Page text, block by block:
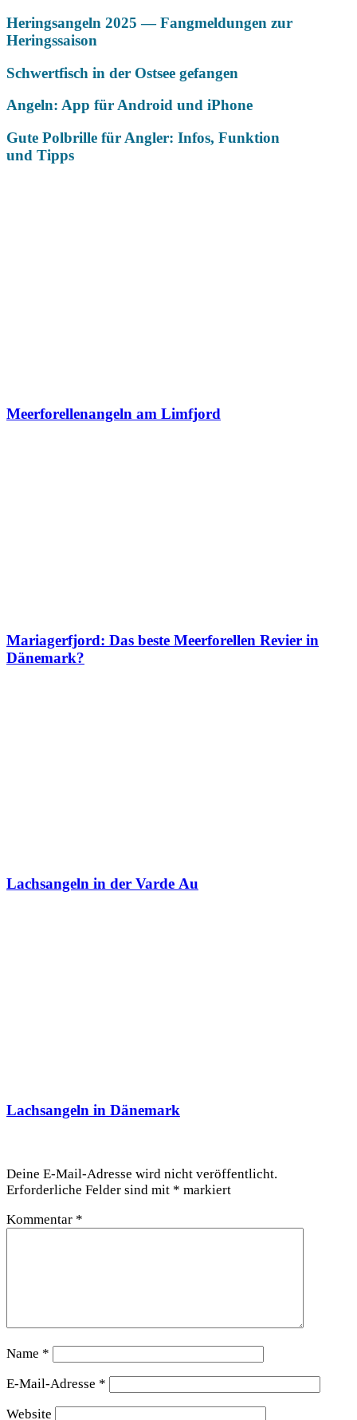
Heringsangeln 2025 — Fangmeldungen zur
Heringssaison
Schwertfisch in der Ostsee gefangen
Angeln: App für Android und iPhone
Gute Polbrille für Angler: Infos, Funktion
und Tipps
Meerforellenangeln am Limfjord
Mariagerfjord: Das beste Meerforellen Revier in
Dänemark?
Lachsangeln in der Varde Au
Lachsangeln in Dänemark
Deine E-Mail-Adresse wird nicht veröffentlicht.
Erforderliche Felder sind mit * markiert
Kommentar *
Name *
E-Mail-Adresse *
Website